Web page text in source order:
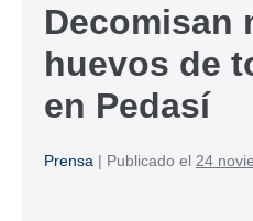
Decomisan
huevos de
en Pedasí
Prensa | Publicado el 24